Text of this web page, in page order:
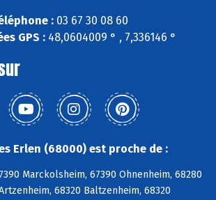
: 03 67 30 08 60
GPS : 48,0604009 ° , 7,336146 °
Erlen (68000) est proche de :
Marckolsheim, 67390 Ohnenheim, 68280
68320 Baltzenheim, 68320